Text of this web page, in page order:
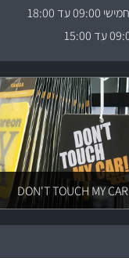
18:00
!DON'T